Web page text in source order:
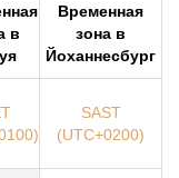
в
Временная
зона в
Йоханнесбург
SAST
(UTC+0200)